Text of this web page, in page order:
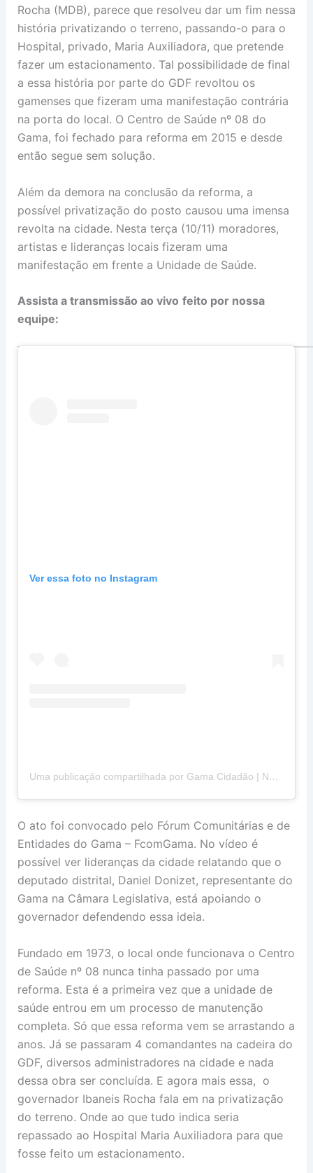
Rocha (MDB), parece que resolveu dar um fim nessa
história privatizando o terreno, passando-o para o
Hospital, privado, Maria Auxiliadora, que pretende
fazer um estacionamento. Tal possibilidade de final
a essa história por parte do GDF revoltou os
gamenses que fizeram uma manifestação contrária
na porta do local. O Centro de Saúde nº 08 do
Gama, foi fechado para reforma em 2015 e desde
então segue sem solução.
Além da demora na conclusão da reforma, a
possível privatização do posto causou uma imensa
revolta na cidade. Nesta terça (10/11) moradores,
artistas e lideranças locais fizeram uma
manifestação em frente a Unidade de Saúde.
Assista a transmissão ao vivo feito por nossa
equipe:
Ver essa foto no Instagram
Uma publicação compartilhada por Gama Cidadão | Notícias Gama (@gamacidadao)
O ato foi convocado pelo Fórum Comunitárias e de
Entidades do Gama – FcomGama. No vídeo é
possível ver lideranças da cidade relatando que o
deputado distrital, Daniel Donizet, representante do
Gama na Câmara Legislativa, está apoiando o
governador defendendo essa ideia.
Fundado em 1973, o local onde funcionava o Centro
de Saúde nº 08 nunca tinha passado por uma
reforma. Esta é a primeira vez que a unidade de
saúde entrou em um processo de manutenção
completa. Só que essa reforma vem se arrastando a
anos. Já se passaram 4 comandantes na cadeira do
GDF, diversos administradores na cidade e nada
dessa obra ser concluída. E agora mais essa, o
governador Ibaneis Rocha fala em na privatização
do terreno. Onde ao que tudo indica seria
repassado ao Hospital Maria Auxiliadora para que
fosse feito um estacionamento.